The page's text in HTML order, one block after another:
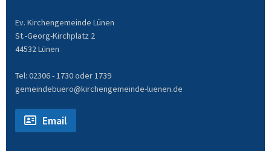
Ev. Kirchengemeinde Lünen
St.-Georg-Kirchplatz 2
44532 Lünen
Tel: 02306 - 1730 oder 1739
gemeindebuero@kirchengemeinde-luenen.de
Email